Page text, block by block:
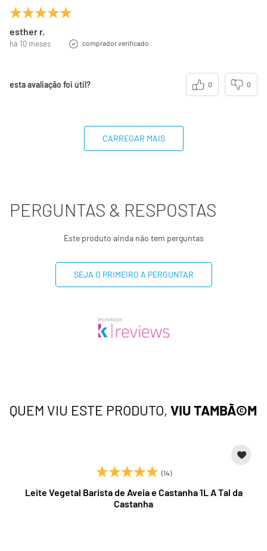
esther r.
há 10 meses comprador verificado
esta avaliação foi útil? 0 0
CARREGAR MAIS
PERGUNTAS & RESPOSTAS
Este produto ainda não tem perguntas
SEJA O PRIMEIRO A PERGUNTAR
QUEM VIU ESTE PRODUTO, VIU TAMBÃ©M
(14)
Leite Vegetal Barista de Aveia e Castanha 1L A Tal da
Castanha